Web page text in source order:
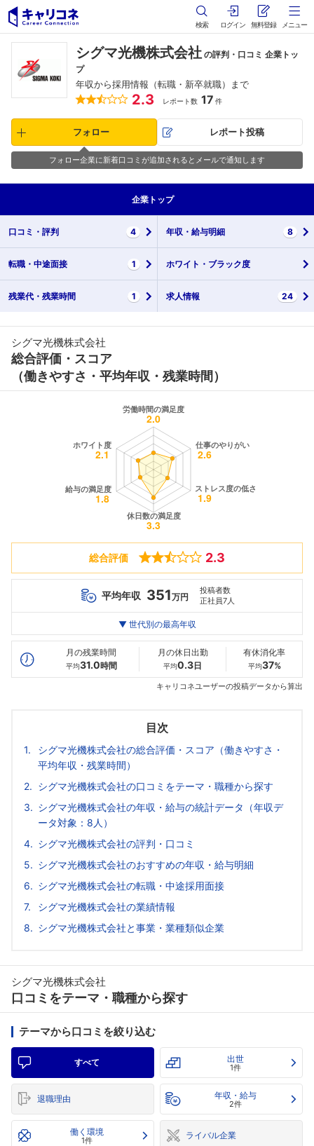
検索 ログイン 無料登録 メニュー
シグマ光機株式会社 の評判・口コミ 企業トッ
プ
年収から採用情報（転職・新卒就職）まで
2.3 レポート数 17 件
フォロー レポート投稿
フォロー企業に新着口コミが追加されるとメールで通知します
企業 トップ
口コミ・ 評判 4 年収・ 給与明細 8
転職・ 中途面接 1 ホワイト・ ブラック度
残業代・ 残業時間 1 求人情報 24
シグマ光機株式会社
総合評価・スコア
（働きやすさ・平均年収・残業時間）
総合評価 2.3
平均年収 351万円
投稿者数
正社員7人
最高年収
20代
367万
30代
476万
--万
▼ 世代別の最高年収
月の残業時間
平均31.0時間
月の休日出勤
平均0.3日
有休消化率
平均37%
キャリコネユーザーの投稿データから算出
目次
シグマ光機株式会社の総合評価・スコア（働きやすさ・
平均年収・残業時間）
シグマ光機株式会社の口コミをテーマ・職種から探す
シグマ光機株式会社の年収・給与の統計データ（年収デ
ータ対象：8人）
シグマ光機株式会社の評判・口コミ
シグマ光機株式会社のおすすめの年収・給与明細
シグマ光機株式会社の転職・中途採用面接
シグマ光機株式会社の業績情報
シグマ光機株式会社と事業・業種類似企業
シグマ光機株式会社
口コミをテーマ・職種から探す
テーマから口コミを絞り込む
すべて 出世
1件
退職理由 年収・給与
2件
働く環境
1件 ライバル企業